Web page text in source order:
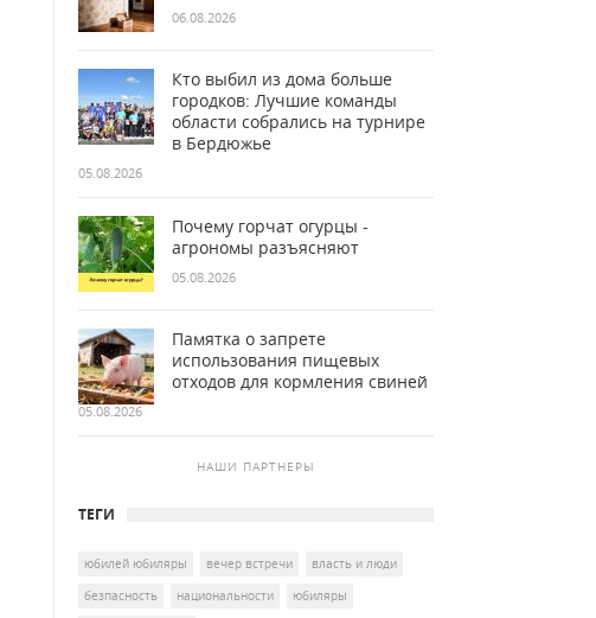
06.08.2026
Кто выбил из дома больше
городков: Лучшие команды
области собрались на турнире
в Бердюжье
05.08.2026
Почему горчат огурцы -
агрономы разъясняют
05.08.2026
Памятка о запрете
использования пищевых
отходов для кормления свиней
05.08.2026
НАШИ ПАРТНЕРЫ
ТЕГИ
юбилей юбиляры вечер встречи
власть и люди
безпасность
национальности
юбиляры